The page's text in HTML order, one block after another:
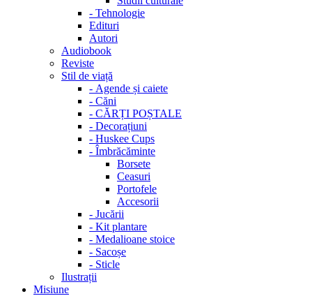
- Tehnologie
Edituri
Autori
Audiobook
Reviste
Stil de viață
- Agende și caiete
- Căni
- CĂRȚI POȘTALE
- Decorațiuni
- Huskee Cups
- Îmbrăcăminte
Borsete
Ceasuri
Portofele
Accesorii
- Jucării
- Kit plantare
- Medalioane stoice
- Sacoșe
- Sticle
Ilustrații
Misiune